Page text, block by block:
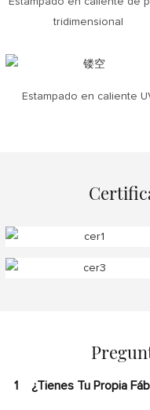
tridimensional
Estampado en caliente
1 ¿Tienes Tu Propia